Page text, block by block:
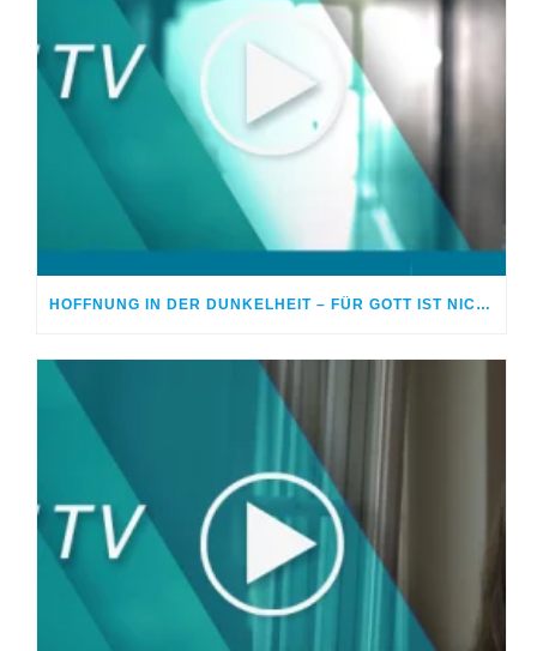
HOFFNUNG IN DER DUNKELHEIT – FÜR GOTT IST NICHTS UNMÖGLICH